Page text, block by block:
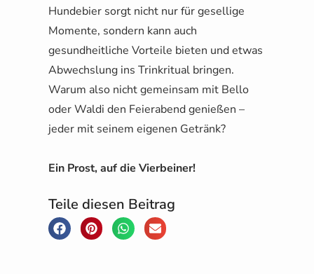
Hundebier sorgt nicht nur für gesellige
Momente, sondern kann auch
gesundheitliche Vorteile bieten und etwas
Abwechslung ins Trinkritual bringen.
Warum also nicht gemeinsam mit Bello
oder Waldi den Feierabend genießen –
jeder mit seinem eigenen Getränk?
Ein Prost, auf die Vierbeiner!
Teile diesen Beitrag